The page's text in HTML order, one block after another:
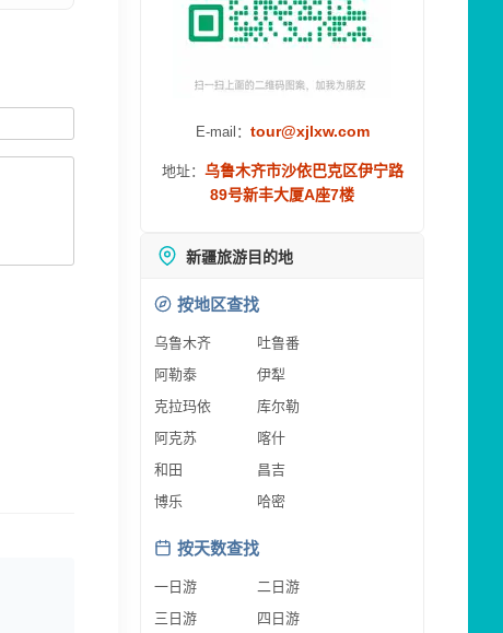
E-mail： tour@xjlxw.com
地址： 乌鲁木齐市沙依巴克区伊宁路
89号新丰大厦A座7楼
新疆旅游目的地
按地区查找
乌鲁木齐
吐鲁番
阿勒泰
伊犁
克拉玛依
库尔勒
阿克苏
喀什
和田
昌吉
博乐
哈密
按天数查找
一日游
二日游
三日游
四日游